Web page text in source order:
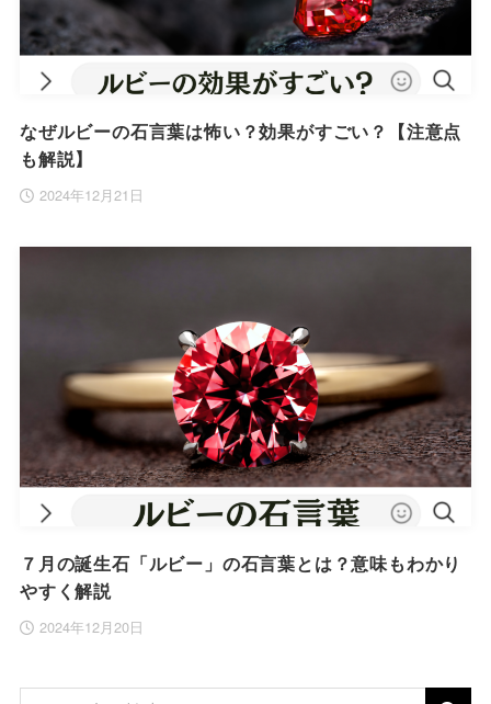
なぜルビーの石言葉は怖い？効果がすごい？【注意点
も解説】
2024年12月21日
７月の誕生石「ルビー」の石言葉とは？意味もわかり
やすく解説
2024年12月20日